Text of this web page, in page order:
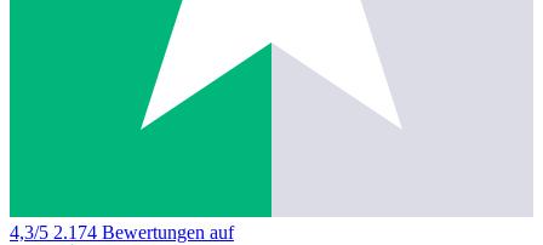
4,3/5 2.174 Bewertungen auf